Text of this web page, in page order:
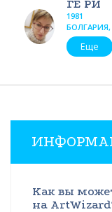
ГЕ РИ
1981
Еще
Как вы
на